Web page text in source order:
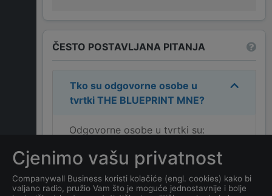
ČESTO POSTAVLJANA PITANJA
Tko su odgovorne osobe u
tvrtki THE BLUEPRINT MNE?
Odgovorne osobe u tvrtki su:
Koja je adresa tvrtkeTHE
BLUEPRINT MNE?
Cjenimo vašu privatnost
Companywall Business koristi kolačiće (engl. cookies) kako bi
valjano radio, pružio Vam što je moguće jednostavnije i bolje